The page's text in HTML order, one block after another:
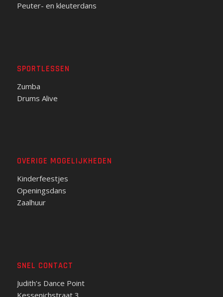
Peuter- en kleuterdans
SPORTLESSEN
Zumba
Drums Alive
OVERIGE MOGELIJKHEDEN
Kinderfeestjes
Openingsdans
Zaalhuur
SNEL CONTACT
Judith’s Dance Point
Kessenichstraat 3